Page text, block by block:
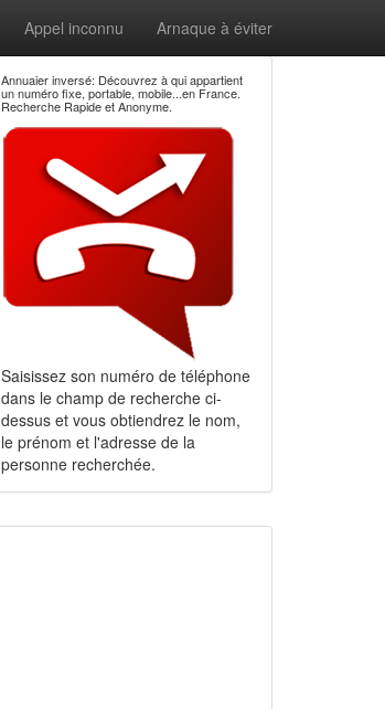
Appel inconnu Arnaque à éviter
Annuaier inversé: Découvrez à qui appartient
un numéro fixe, portable, mobile...en France.
Recherche Rapide et Anonyme.
Saisissez son numéro de téléphone
dans le champ de recherche ci-
dessus et vous obtiendrez le nom,
le prénom et l'adresse de la
personne recherchée.